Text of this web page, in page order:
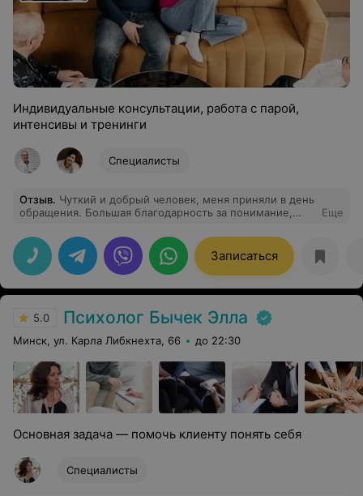
Индивидуальные консультации, работа с парой,
интенсивы и тренинги
Специалисты
Отзыв. Чуткий и добрый человек, меня приняли в день
обращения. Большая благодарность за понимание,
Еще
Записаться
5.0 Психолог Бычек Элла
Минск, ул. Карла Либкнехта, 66 до 22:30
Основная задача — помочь клиенту понять себя
Специалисты